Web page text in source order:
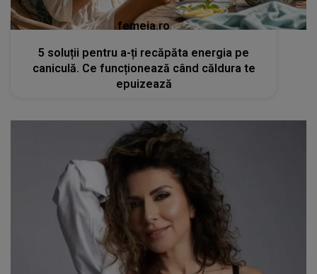
femeia.ro
5 soluții pentru a-ți recăpăta energia pe
caniculă. Ce funcționează când căldura te
epuizează